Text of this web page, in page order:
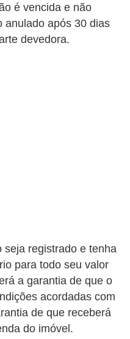
é vencida e não
anulado após 30 dias
devedora.
seja registrado e tenha
para todo seu valor
a garantia de que o
acordadas com
de que receberá
do imóvel.